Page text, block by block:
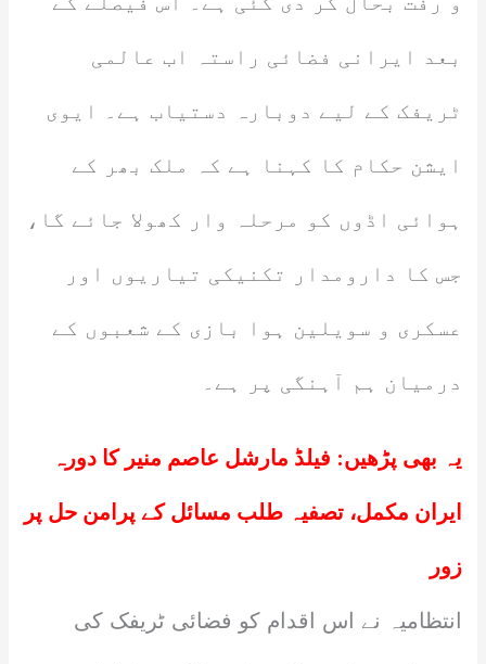
بعد ایرانی فضائی راستہ اب عالمی
ٹریفک کے لیے دوبارہ دستیاب ہے۔ ایوی
ایشن حکام کا کہنا ہے کہ ملک بھر کے
ہوائی اڈوں کو مرحلہ وار کھولا جائے گا،
جس کا دارومدار تکنیکی تیاریوں اور
عسکری و سویلین ہوا بازی کے شعبوں کے
درمیان ہم آہنگی پر ہے۔
یہ بھی پڑھیں: فیلڈ مارشل عاصم منیر کا دورہ
ایران مکمل، تصفیہ طلب مسائل کے پرامن حل پر
زور
انتظامیہ نے اس اقدام کو فضائی ٹریفک کی